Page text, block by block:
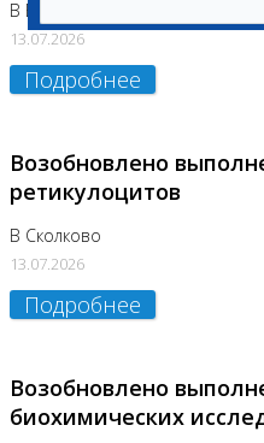
В Бутово
13.07.2026
Подробнее
Возобновлено
ретикулоцитов
В Сколково
13.07.2026
Подробнее
Возобновлено
биохимических